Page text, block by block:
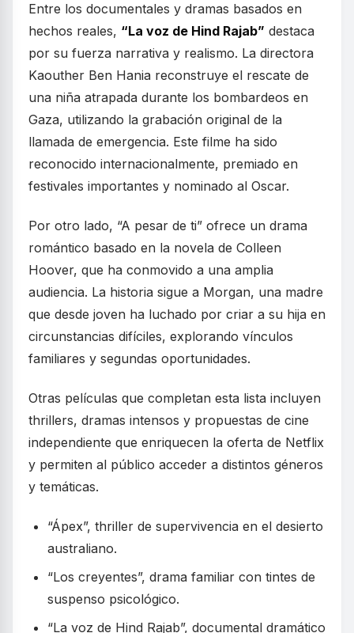
Entre los documentales y dramas basados en
hechos reales, “La voz de Hind Rajab” destaca
por su fuerza narrativa y realismo. La directora
Kaouther Ben Hania reconstruye el rescate de
una niña atrapada durante los bombardeos en
Gaza, utilizando la grabación original de la
llamada de emergencia. Este filme ha sido
reconocido internacionalmente, premiado en
festivales importantes y nominado al Oscar.
Por otro lado, “A pesar de ti” ofrece un drama
romántico basado en la novela de Colleen
Hoover, que ha conmovido a una amplia
audiencia. La historia sigue a Morgan, una madre
que desde joven ha luchado por criar a su hija en
circunstancias difíciles, explorando vínculos
familiares y segundas oportunidades.
Otras películas que completan esta lista incluyen
thrillers, dramas intensos y propuestas de cine
independiente que enriquecen la oferta de Netflix
y permiten al público acceder a distintos géneros
y temáticas.
“Ápex”, thriller de supervivencia en el desierto
australiano.
“Los creyentes”, drama familiar con tintes de
suspenso psicológico.
“La voz de Hind Rajab”, documental dramático